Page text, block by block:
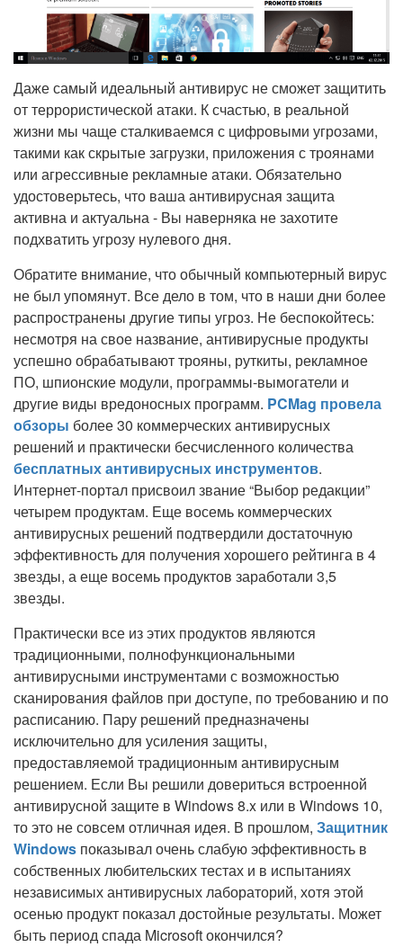
Даже самый идеальный антивирус не сможет защитить
от террористической атаки. К счастью, в реальной
жизни мы чаще сталкиваемся с цифровыми угрозами,
такими как скрытые загрузки, приложения с троянами
или агрессивные рекламные атаки. Обязательно
удостоверьтесь, что ваша антивирусная защита
активна и актуальна - Вы наверняка не захотите
подхватить угрозу нулевого дня.
Обратите внимание, что обычный компьютерный вирус
не был упомянут. Все дело в том, что в наши дни более
распространены другие типы угроз. Не беспокойтесь:
несмотря на свое название, антивирусные продукты
успешно обрабатывают трояны, руткиты, рекламное
ПО, шпионские модули, программы-вымогатели и
другие виды вредоносных программ. PCMag провела
обзоры более 30 коммерческих антивирусных
решений и практически бесчисленного количества
бесплатных антивирусных инструментов.
Интернет-портал присвоил звание “Выбор редакции”
четырем продуктам. Еще восемь коммерческих
антивирусных решений подтвердили достаточную
эффективность для получения хорошего рейтинга в 4
звезды, а еще восемь продуктов заработали 3,5
звезды.
Практически все из этих продуктов являются
традиционными, полнофункциональными
антивирусными инструментами с возможностью
сканирования файлов при доступе, по требованию и по
расписанию. Пару решений предназначены
исключительно для усиления защиты,
предоставляемой традиционным антивирусным
решением. Если Вы решили довериться встроенной
антивирусной защите в Windows 8.x или в Windows 10,
то это не совсем отличная идея. В прошлом, Защитник
Windows показывал очень слабую эффективность в
собственных любительских тестах и в испытаниях
независимых антивирусных лабораторий, хотя этой
осенью продукт показал достойные результаты. Может
быть период спада Microsoft окончился?